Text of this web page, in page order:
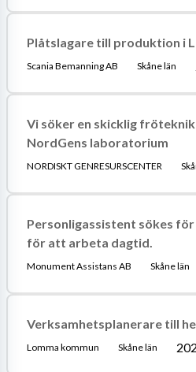
Plåtslagare till produktion i
Scania Bemanning AB Skåne län
Vi söker en skicklig
NordGens laboratorium
NORDISKT GENRESURSCENTER
Personligassistent sökes
för att arbeta dagtid.
Monument Assistans AB Skåne län
Verksamhetsplanerare till
Lomma kommun Skåne län